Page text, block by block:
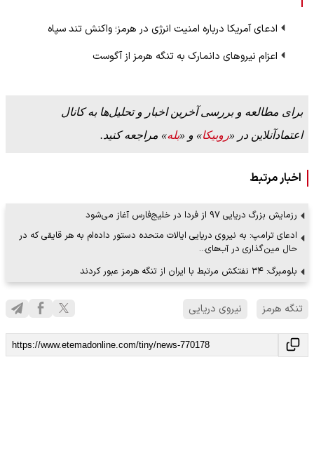
ادعای آمریکا درباره امنیت انرژی در هرمز؛ واکنش تند سپاه
اعزام نیروهای دانمارک به تنگه هرمز از آگوست
برای مطالعه و بررسی آخرین اخبار و تحلیل‌ها به کانال
اعتمادآنلاین در «روبیکا» و «بله» مراجعه کنید.
اخبار مرتبط
رزمایش بزرگ دریایی 97 از فردا در خلیج‌فارس آغاز می‌شود
ادعای ترامپ: به نیروی دریایی ایالات متحده دستور داده‌ام به هر قایقی که در
حال مین‌گذاری در آب‌های…
بلومبرگ: ۳۴ نفتکش مرتبط با ایران از تنگه هرمز عبور کردند
تنگه هرمز نیروی دریایی